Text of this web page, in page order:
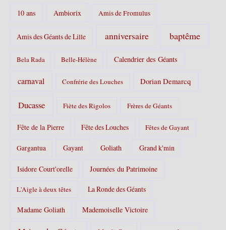
10 ans Ambiorix Amis de Fromulus
Amis des Géants de Lille anniversaire baptême
Bela Rada Belle-Hélène Calendrier des Géants
carnaval Confrérie des Louches Dorian Demarcq
Ducasse Fiète des Rigolos Frères de Géants
Fête de la Pierre Fête des Louches Fêtes de Gayant
Gargantua Gayant Goliath Grand k'min
Isidore Court'orelle Journées du Patrimoine
L'Aigle à deux têtes La Ronde des Géants
Madame Goliath Mademoiselle Victoire